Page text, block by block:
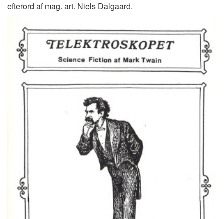
efterord af mag. art. Niels Dalgaard.